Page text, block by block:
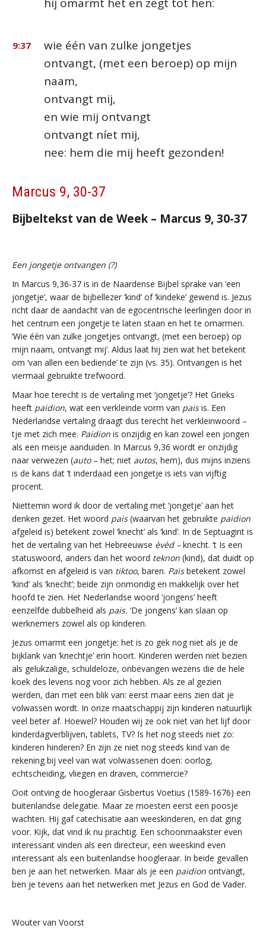
9:37
wie één van zulke jongetjes
ontvangt, (met een beroep) op mijn
naam,
ontvangt mij,
en wie mij ontvangt
ontvangt níet mij,
nee: hem die mij heeft gezonden!
Marcus 9, 30-37
Bijbeltekst van de Week – Marcus 9, 30-37
Een jongetje ontvangen (?)
In Marcus 9,36-37 is in de Naardense Bijbel sprake van ‘een
jongetje’, waar de bijbellezer ‘kind’ of ‘kindeke’ gewend is. Jezus
richt daar de aandacht van de egocentrische leerlingen door in
het centrum een jongetje te laten staan en het te omarmen.
‘Wie één van zulke jongetjes ontvangt, (met een beroep) op
mijn naam, ontvangt mij’. Aldus laat hij zien wat het betekent
om ‘van allen een bediende’ te zijn (vs. 35). Ontvangen is het
viermaal gebruikte trefwoord.
Maar hoe terecht is de vertaling met ‘jongetje’? Het Grieks
heeft paidion, wat een verkleinde vorm van paisis. Een
Nederlandse vertaling draagt dus terecht het verkleinwoord –
tje met zich mee. Paidion is onzijdig en kan zowel een jongen
als een meisje aanduiden. In Marcus 9,36 wordt er onzijdig
naar verwezen (auto– het; niet autos, hem), dus mijns inziens
is de kans dat ’t inderdaad een jongetje is iets van vijftig
procent.
Niettemin word ik door de vertaling met ‘jongetje’ aan het
denken gezet. Het woord pais(waarvan het gebruikte paidion
afgeleid is) betekent zowel ‘knecht’ als ‘kind’. In de Septuagint is
het de vertaling van het Hebreeuwse èvèd –knecht. ’t Is een
statuswoord, anders dan het woord teknon (kind), dat duidt op
afkomst en afgeleid is van tiktoo, baren. Paisbetekent zowel
‘kind’ als ‘knecht’; beide zijn onmondig en makkelijk over het
hoofd te zien. Het Nederlandse woord ‘jongens’ heeft
eenzelfde dubbelheid als pais. ‘De jongens’ kan slaan op
werknemers zowel als op kinderen.
Jezus omarmt een jongetje: het is zo gek nog niet als je de
bijklank van ‘knechtje’ erin hoort. Kinderen werden niet bezien
als gelukzalige, schuldeloze, onbevangen wezens die de hele
koek des levens nog voor zich hebben. Als ze al gezien
werden, dan met een blik van: eerst maar eens zien dat je
volwassen wordt. In onze maatschappij zijn kinderen natuurlijk
veel beter af. Hoewel? Houden wij ze ook niet van het lijf door
kinderdagverblijven, tablets, TV? Is het nog steeds niet zo:
kinderen hinderen? En zijn ze niet nog steeds kind van de
rekening bij veel van wat volwassenen doen: oorlog,
echtscheiding, vliegen en draven, commercie?
Ooit ontving de hoogleraar Gisbertus Voetius (1589-1676) een
buitenlandse delegatie. Maar ze moesten eerst een poosje
wachten. Hij gaf catechisatie aan weeskinderen, en dat ging
voor. Kijk, dat vind ik nu prachtig. Een schoonmaakster even
interessant vinden als een directeur, een weeskind even
interessant als een buitenlandse hoogleraar. In beide gevallen
ben je aan het netwerken. Maar als je een paidion ontvangt,
ben je tevens aan het netwerken met Jezus en God de Vader.
Wouter van Voorst